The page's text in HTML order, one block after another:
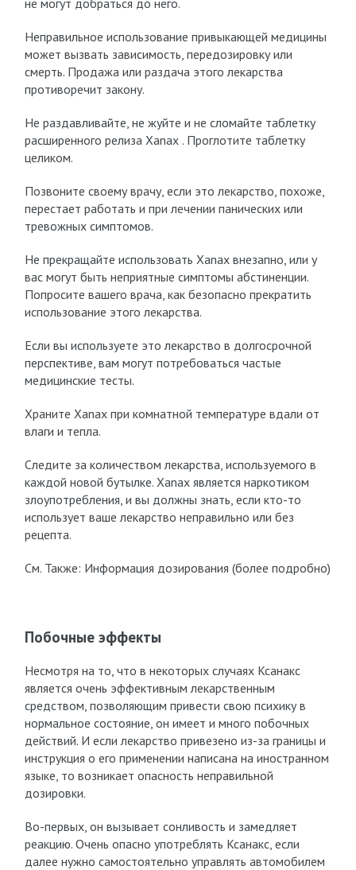
не могут добраться до него.
Неправильное использование привыкающей медицины
может вызвать зависимость, передозировку или
смерть. Продажа или раздача этого лекарства
противоречит закону.
Не раздавливайте, не жуйте и не сломайте таблетку
расширенного релиза Xanax . Проглотите таблетку
целиком.
Позвоните своему врачу, если это лекарство, похоже,
перестает работать и при лечении панических или
тревожных симптомов.
Не прекращайте использовать Xanax внезапно, или у
вас могут быть неприятные симптомы абстиненции.
Попросите вашего врача, как безопасно прекратить
использование этого лекарства.
Если вы используете это лекарство в долгосрочной
перспективе, вам могут потребоваться частые
медицинские тесты.
Храните Xanax при комнатной температуре вдали от
влаги и тепла.
Следите за количеством лекарства, используемого в
каждой новой бутылке. Xanax является наркотиком
злоупотребления, и вы должны знать, если кто-то
использует ваше лекарство неправильно или без
рецепта.
См. Также: Информация дозирования (более подробно)
Побочные эффекты
Несмотря на то, что в некоторых случаях Ксанакс
является очень эффективным лекарственным
средством, позволяющим привести свою психику в
нормальное состояние, он имеет и много побочных
действий. И если лекарство привезено из-за границы и
инструкция о его применении написана на иностранном
языке, то возникает опасность неправильной
дозировки.
Во-первых, он вызывает сонливость и замедляет
реакцию. Очень опасно употреблять Ксанакс, если
далее нужно самостоятельно управлять автомобилем